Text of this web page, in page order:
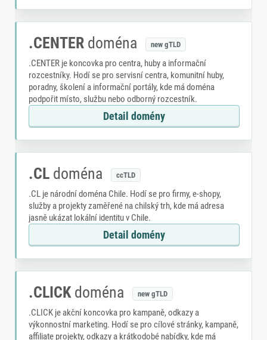
.CENTER doména new gTLD
.CENTER je koncovka pro centra, huby a informační
rozcestníky. Hodí se pro servisní centra, komunitní huby,
poradny, školení a informační portály, kde má doména
podpořit místo, službu nebo odborný rozcestník.
Detail domény
.CL doména ccTLD
.CL je národní doména Chile. Hodí se pro firmy, e-shopy,
služby a projekty zaměřené na chilský trh, kde má adresa
jasně ukázat lokální identitu v Chile.
Detail domény
.CLICKdoména new gTLD
.CLICK je akční koncovka pro kampaně, odkazy a
výkonnostní marketing. Hodí se pro cílové stránky, kampaně,
affiliate projekty, odkazy a krátkodobé nabídky, kde má